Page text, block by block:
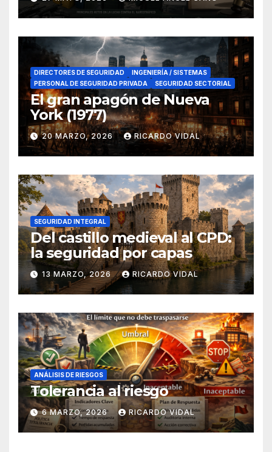
en el sur de España
DIRECTORES DE SEGURIDAD
INGENIERÍA / SISTEMAS
PERSONAL DE SEGURIDAD PRIVADA
SEGURIDAD SECTORIAL
El gran apagón de Nueva
York (1977)
20 MARZO, 2026 RICARDO VIDAL
SEGURIDAD INTEGRAL
Del castillo medieval al CPD:
la seguridad por capas
13 MARZO, 2026 RICARDO VIDAL
ANÁLISIS DE RIESGOS
Tolerancia al riesgo
6 MARZO, 2026 RICARDO VIDAL